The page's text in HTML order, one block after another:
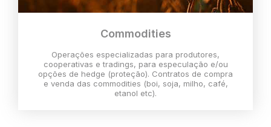
Commodities
Operações especializadas para produtores,
cooperativas e tradings, para especulação e/ou
opções de hedge (proteção). Contratos de compra
e venda das commodities (boi, soja, milho, café,
etanol etc).